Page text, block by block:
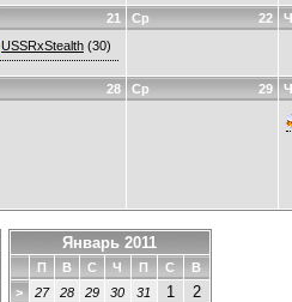
21
USSRxStealth (30)
22
Ср
28 29
Ср
Январь 2011
П В С Ч П С
В
>
27 28 29 30 31 1 2